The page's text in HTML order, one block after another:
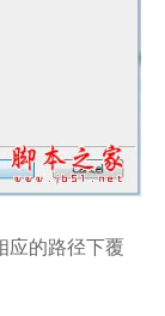
应的路径下覆